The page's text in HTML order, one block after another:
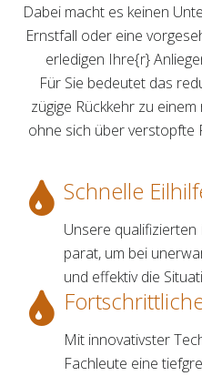
Dabei macht es keinen
Ernstfall oder eine
erledigen Ihre{r}
Für Sie bedeutet das
zügige Rückkehr zu
ohne sich über verstopfte
Schnelle
Unsere
parat, um bei
und effektiv die
Mit innovativster
Fachleute eine